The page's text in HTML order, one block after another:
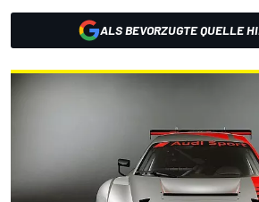
ALS BEVORZUGTE QUELLE